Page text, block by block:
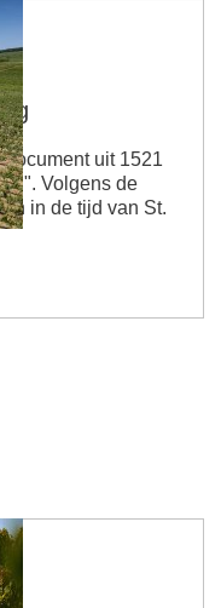
uit 1521
Volgens de
in de tijd van St.